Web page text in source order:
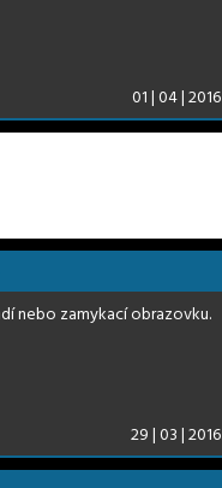
01 | 04 | 2016
nebo zamykací obrazovku.
29 | 03 | 2016